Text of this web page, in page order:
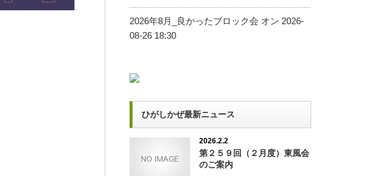
2026年8月_良かったブロック会 オン 2026-
08-26 18:30
ひがしかぜ最新ニュース
2026.2.2
第２５９回（２月度）東風会
のご案内